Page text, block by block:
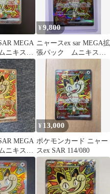
MEGA
ニキスゼ
¥9,800
ニャースex sar MEGA拡
張パック ムニキスゼ
ロ キラ 114/080
MEGA
ニキスゼ
¥ 13,000
ポケモンカード ニャー
スex SAR 114/080